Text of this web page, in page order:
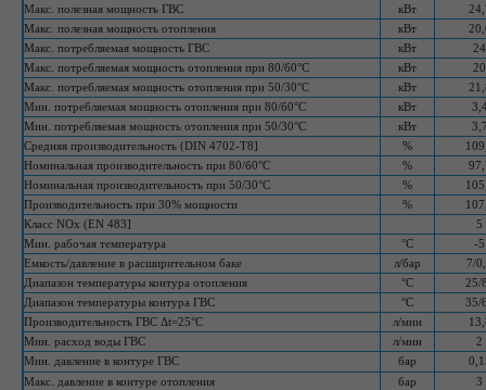
Макс. полезная мощность ГВС
кВт
Макс. полезная мощность отопления
кВт
Макс. потребляемая мощность ГВС
кВт
24
Макс. потребляемая мощность отопления при 80/б0°С
кВт
20
Макс. потребляемая мощность отопления при 50/30°С
кВт
Мин. потребляемая мощность отопления при 80/б0°С
кВт
Мин. потребляемая мощность отопления при 50/30°С
кВт
Средняя производительность (DIN 4702-Т8]
%
Номинальная производительность при 80/б0°С
%
Номинальная производительность при 50/30°С
%
Производительность при 30% мощности
%
Класс NOx (EN 483]
5
Мин. рабочая температура
°C
-5
Емкость/давление в расширительном баке
л/бар
7/
Диапазон температуры контура отопления
°C
25/
Диапазон температуры контура ГВС
°C
35/
Производительность ГВС Δt=25°С
л/мин
Мин. расход воды ГВС
л/мин
2
Мин. давление в контуре ГВС
бар
Макс. давление в контуре отопления
бар
3